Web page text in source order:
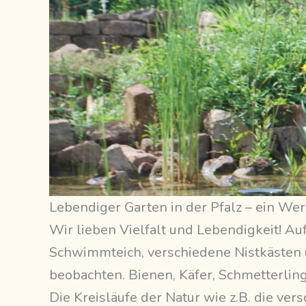
Lebendiger Garten in der Pfalz – ein
Wir lieben Vielfalt und Lebendigkeit!
Schwimmteich, verschiedene
beobachten. Bienen, Käfer,
Die Kreisläufe der Natur wie z.B. die